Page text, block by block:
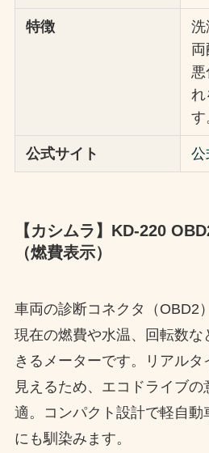
特徴
洗
悪
れ
す
公式サイト 公
【カシムラ】KD-220
（燃費表示）
車両の診断コネクタ（OBD2
現在の燃費や水温、回転数な
きるメーターです。リアル
見えるため、エコドライブ
適。コンパクト設計で軽自動
にも馴染みます。